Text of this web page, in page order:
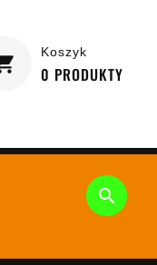
Koszyk
0 PRODUKTY
